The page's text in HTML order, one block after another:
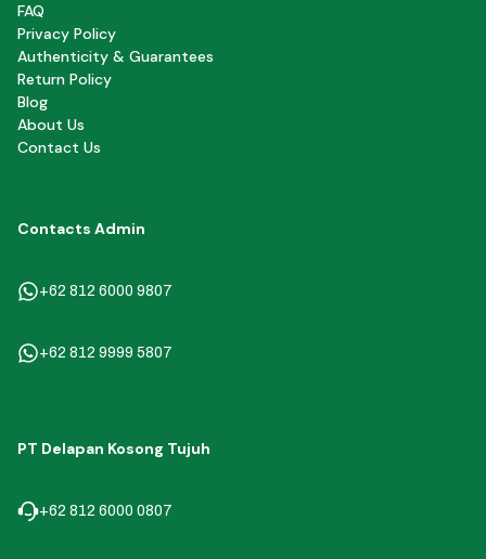
FAQ
Privacy Policy
Authenticity & Guarantees
Return Policy
Blog
About Us
Contact Us
Contacts Admin
+62 812 6000 9807
+62 812 9999 5807
PT Delapan Kosong Tujuh
+62 812 6000 0807